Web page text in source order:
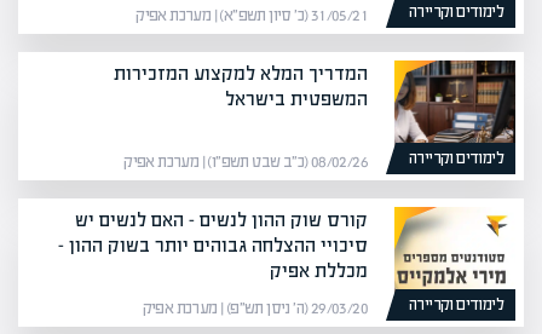
לימודים וקריירה 31/05/21 (כ׳ סיון תשפ״א) | מערכת אפיק
לימודים וקריירה
המדריך המלא למקצוע המזכירות
המשפטית בישראל
08/02/26 (כ״ב שבט תשפ״ו) | מערכת אפיק
לימודים וקריירה
קורס שוק ההון לנשים – האם לנשים יש
סיכויי ההצלחה גבוהים יותר בשוק ההון –
מכללת אפיק
29/03/20 (ה׳ ניסן תש״פ) | מערכת אפיק